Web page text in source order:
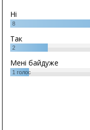
Ні
8
Так
2
Мені байдуже
1 голос